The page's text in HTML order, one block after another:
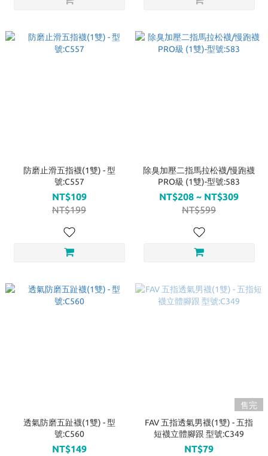
防磨止滑五指襪(1雙) - 型
號:C557
NT$109
NT$199
除臭加壓二指馬拉松襪/慢跑襪
PRO級 (1雙)-型號:583
NT$208 ~ NT$309
NT$599
透氣防磨五趾襪(1雙) - 型
號:C560
NT$149
售完
FAV 五指透氣男襪(1雙) - 五指
短襪立體腳跟 型號:C349
NT$79